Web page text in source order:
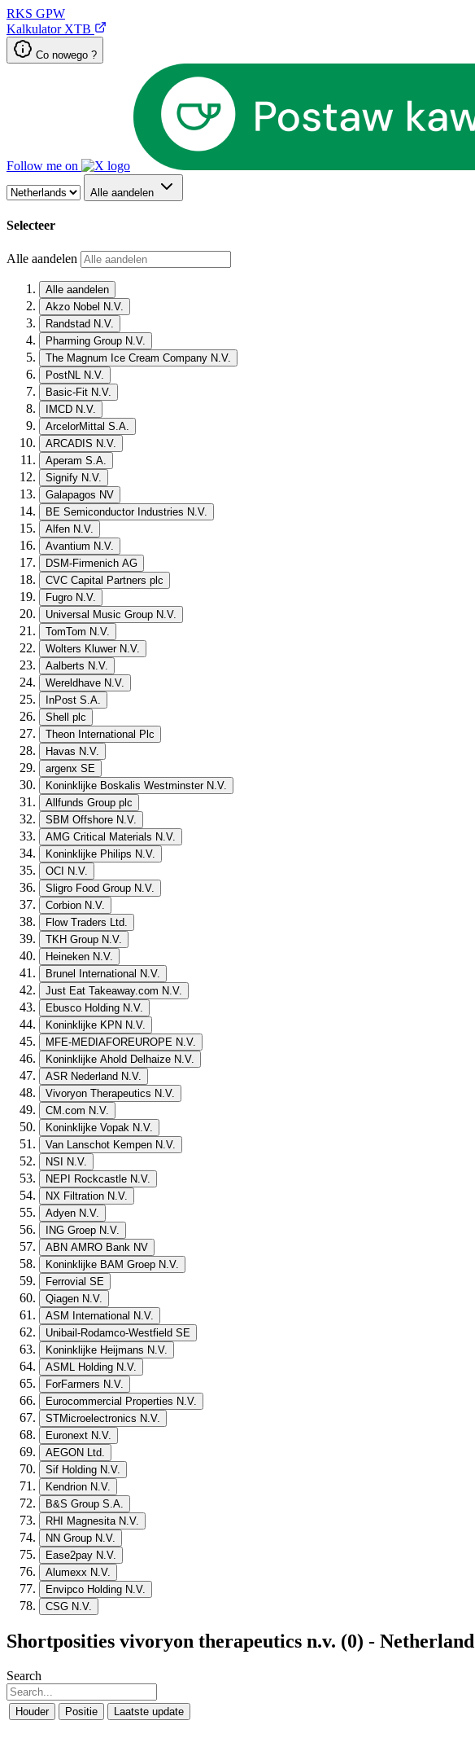
RKS GPW
Kalkulator XTB
Co nowego ?
Follow me on
Alle aandelen
Selecteer
Alle aandelen
Alle aandelen
Akzo Nobel N.V.
Randstad N.V.
Pharming Group N.V.
The Magnum Ice Cream Company N.V.
PostNL N.V.
Basic-Fit N.V.
IMCD N.V.
ArcelorMittal S.A.
ARCADIS N.V.
Aperam S.A.
Signify N.V.
Galapagos NV
BE Semiconductor Industries N.V.
Alfen N.V.
Avantium N.V.
DSM-Firmenich AG
CVC Capital Partners plc
Fugro N.V.
Universal Music Group N.V.
TomTom N.V.
Wolters Kluwer N.V.
Aalberts N.V.
Wereldhave N.V.
InPost S.A.
Shell plc
Theon International Plc
Havas N.V.
argenx SE
Koninklijke Boskalis Westminster N.V.
Allfunds Group plc
SBM Offshore N.V.
AMG Critical Materials N.V.
Koninklijke Philips N.V.
OCI N.V.
Sligro Food Group N.V.
Corbion N.V.
Flow Traders Ltd.
TKH Group N.V.
Heineken N.V.
Brunel International N.V.
Just Eat Takeaway.com N.V.
Ebusco Holding N.V.
Koninklijke KPN N.V.
MFE-MEDIAFOREUROPE N.V.
Koninklijke Ahold Delhaize N.V.
ASR Nederland N.V.
Vivoryon Therapeutics N.V.
CM.com N.V.
Koninklijke Vopak N.V.
Van Lanschot Kempen N.V.
NSI N.V.
NEPI Rockcastle N.V.
NX Filtration N.V.
Adyen N.V.
ING Groep N.V.
ABN AMRO Bank NV
Koninklijke BAM Groep N.V.
Ferrovial SE
Qiagen N.V.
ASM International N.V.
Unibail-Rodamco-Westfield SE
Koninklijke Heijmans N.V.
ASML Holding N.V.
ForFarmers N.V.
Eurocommercial Properties N.V.
STMicroelectronics N.V.
Euronext N.V.
AEGON Ltd.
Sif Holding N.V.
Kendrion N.V.
B&S Group S.A.
RHI Magnesita N.V.
NN Group N.V.
Ease2pay N.V.
Alumexx N.V.
Envipco Holding N.V.
CSG N.V.
Shortposities vivoryon therapeutics n.v. (0) - Netherland
Search
Houder Positie Laatste update